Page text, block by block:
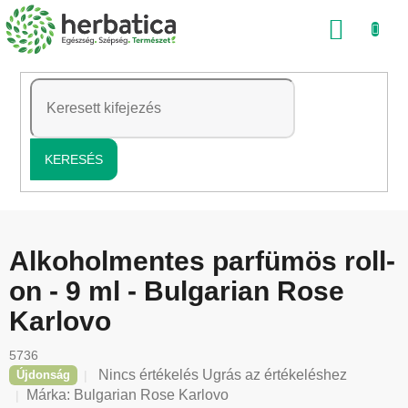
Ugrás
a
tartalomhoz
KERESÉS
Alkoholmentes parfümös roll-
on - 9 ml - Bulgarian Rose
Karlovo
5736
Újdonság
A
termék
Nincs értékelés Ugrás az értékeléshez
Márka: Bulgarian Rose Karlovo